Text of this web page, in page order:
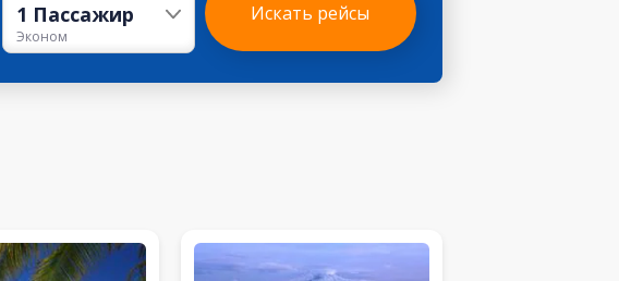
1 Пассажир
Эконом
Искать рейсы